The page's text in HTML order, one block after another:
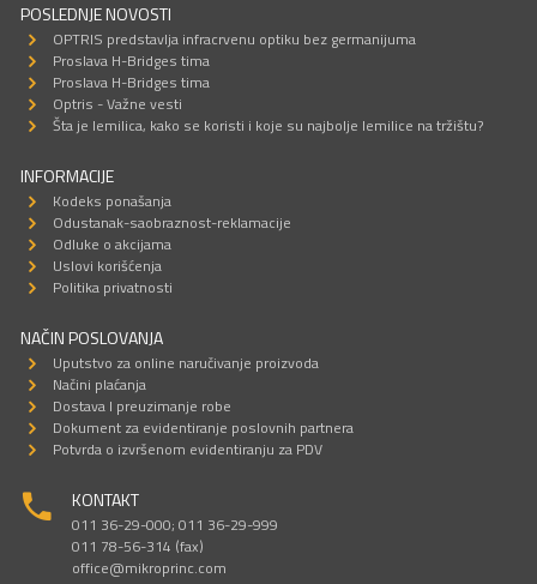
POSLEDNJE NOVOSTI
OPTRIS predstavlja infracrvenu optiku bez germanijuma
Proslava H-Bridges tima
Proslava H-Bridges tima
Optris - Važne vesti
Šta je lemilica, kako se koristi i koje su najbolje lemilice na tržištu?
INFORMACIJE
Kodeks ponašanja
Odustanak-saobraznost-reklamacije
Odluke o akcijama
Uslovi korišćenja
Politika privatnosti
NAČIN POSLOVANJA
Uputstvo za online naručivanje proizvoda
Načini plaćanja
Dostava I preuzimanje robe
Dokument za evidentiranje poslovnih partnera
Potvrda o izvršenom evidentiranju za PDV
KONTAKT
011 36-29-000; 011 36-29-999
011 78-56-314 (fax)
office@mikroprinc.com